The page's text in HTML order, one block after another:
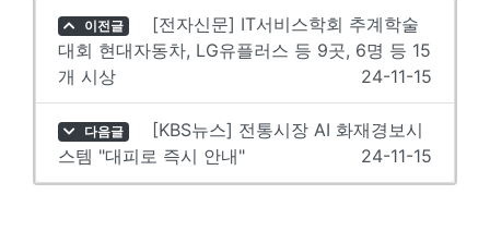
이전글
[전자신문] IT서비스학회 추계학술
대회 현대자동차, LG유플러스 등 9곳, 6명 등 15
개 시상
24-11-15
다음글
[KBS뉴스] 전통시장 AI 화재경보시
스템 "대피로 즉시 안내"
24-11-15